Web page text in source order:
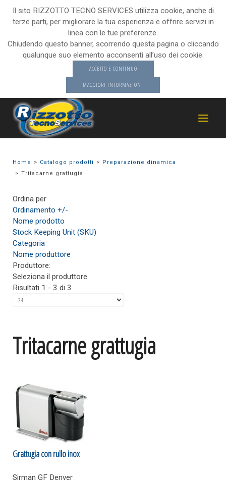
Il sito RIZZOTTO TECNO SERVICES utilizza cookie, anche di
terze parti, per migliorare la tua esperienza e offrire servizi in
linea con le tue preferenze.
Chiudendo questo banner, scorrendo questa pagina o cliccando
qualunque suo elemento acconsenti all’uso dei cookie.
ACCETTO E CONTINUO
MAGGIORI INFORMAZIONI
Home Catalogo prodotti
Preparazione dinamica
Tritacarne grattugia
Ordina per
Ordinamento +/-
Nome prodotto
Stock Keeping Unit (SKU)
Categoria
Nome produttore
Produttore:
Seleziona il produttore
Risultati 1 - 3 di 3
Tritacarne grattugia
Grattugia con rullo inox
Sirman GF Denver